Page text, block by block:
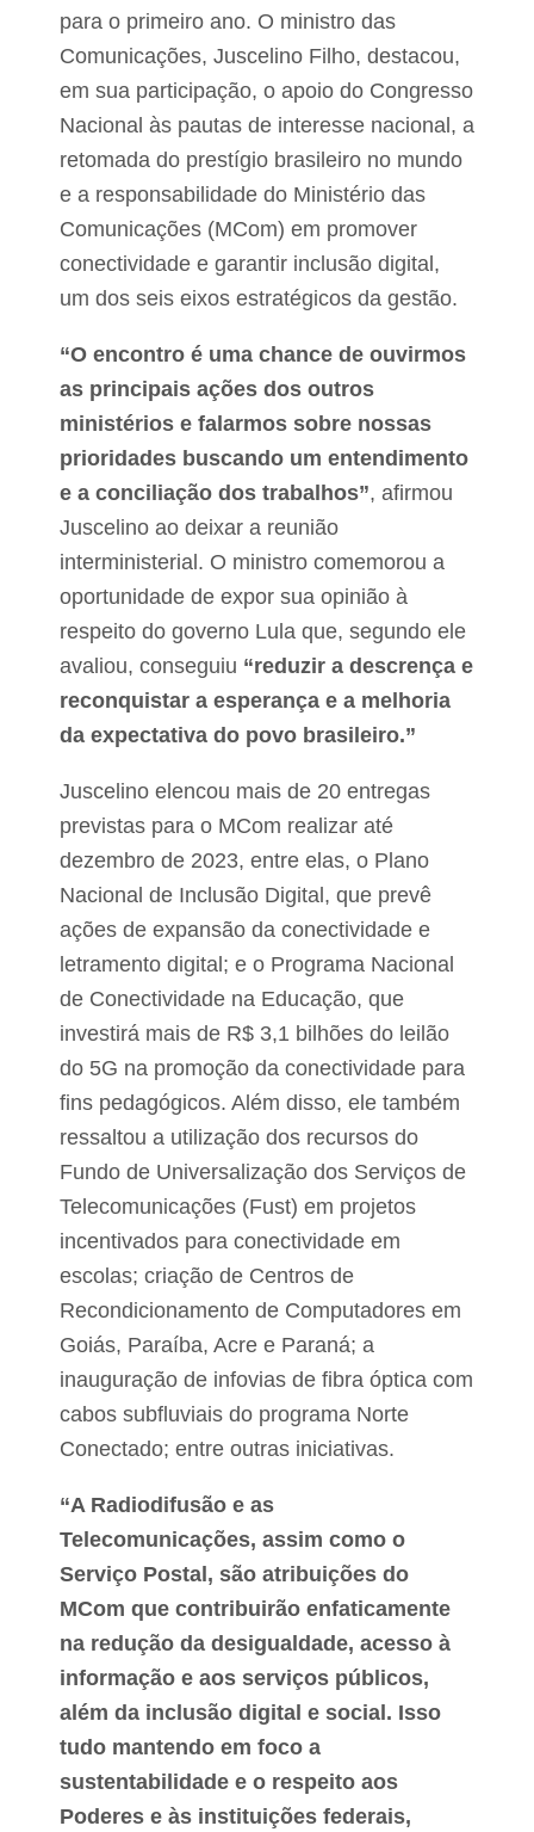
para o primeiro ano. O ministro das
Comunicações, Juscelino Filho, destacou,
em sua participação, o apoio do Congresso
Nacional às pautas de interesse nacional, a
retomada do prestígio brasileiro no mundo
e a responsabilidade do Ministério das
Comunicações (MCom) em promover
conectividade e garantir inclusão digital,
um dos seis eixos estratégicos da gestão.
“O encontro é uma chance de ouvirmos
as principais ações dos outros
ministérios e falarmos sobre nossas
prioridades buscando um entendimento
e a conciliação dos trabalhos”, afirmou
Juscelino ao deixar a reunião
interministerial. O ministro comemorou a
oportunidade de expor sua opinião à
respeito do governo Lula que, segundo ele
avaliou, conseguiu “reduzir a descrença e
reconquistar a esperança e a melhoria
da expectativa do povo brasileiro.”
Juscelino elencou mais de 20 entregas
previstas para o MCom realizar até
dezembro de 2023, entre elas, o Plano
Nacional de Inclusão Digital, que prevê
ações de expansão da conectividade e
letramento digital; e o Programa Nacional
de Conectividade na Educação, que
investirá mais de R$ 3,1 bilhões do leilão
do 5G na promoção da conectividade para
fins pedagógicos. Além disso, ele também
ressaltou a utilização dos recursos do
Fundo de Universalização dos Serviços de
Telecomunicações (Fust) em projetos
incentivados para conectividade em
escolas; criação de Centros de
Recondicionamento de Computadores em
Goiás, Paraíba, Acre e Paraná; a
inauguração de infovias de fibra óptica com
cabos subfluviais do programa Norte
Conectado; entre outras iniciativas.
“A Radiodifusão e as
Telecomunicações, assim como o
Serviço Postal, são atribuições do
MCom que contribuirão enfaticamente
na redução da desigualdade, acesso à
informação e aos serviços públicos,
além da inclusão digital e social. Isso
tudo mantendo em foco a
sustentabilidade e o respeito aos
Poderes e às instituições federais,